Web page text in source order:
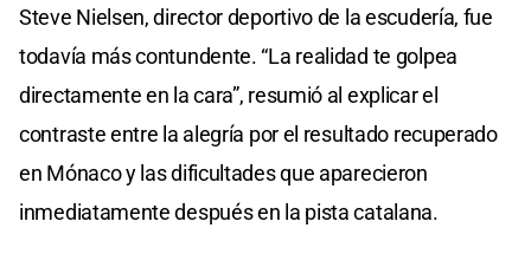
Steve Nielsen, director deportivo de la escudería, fue
todavía más contundente. “La realidad te golpea
directamente en la cara”, resumió al explicar el
contraste entre la alegría por el resultado recuperado
en Mónaco y las dificultades que aparecieron
inmediatamente después en la pista catalana.